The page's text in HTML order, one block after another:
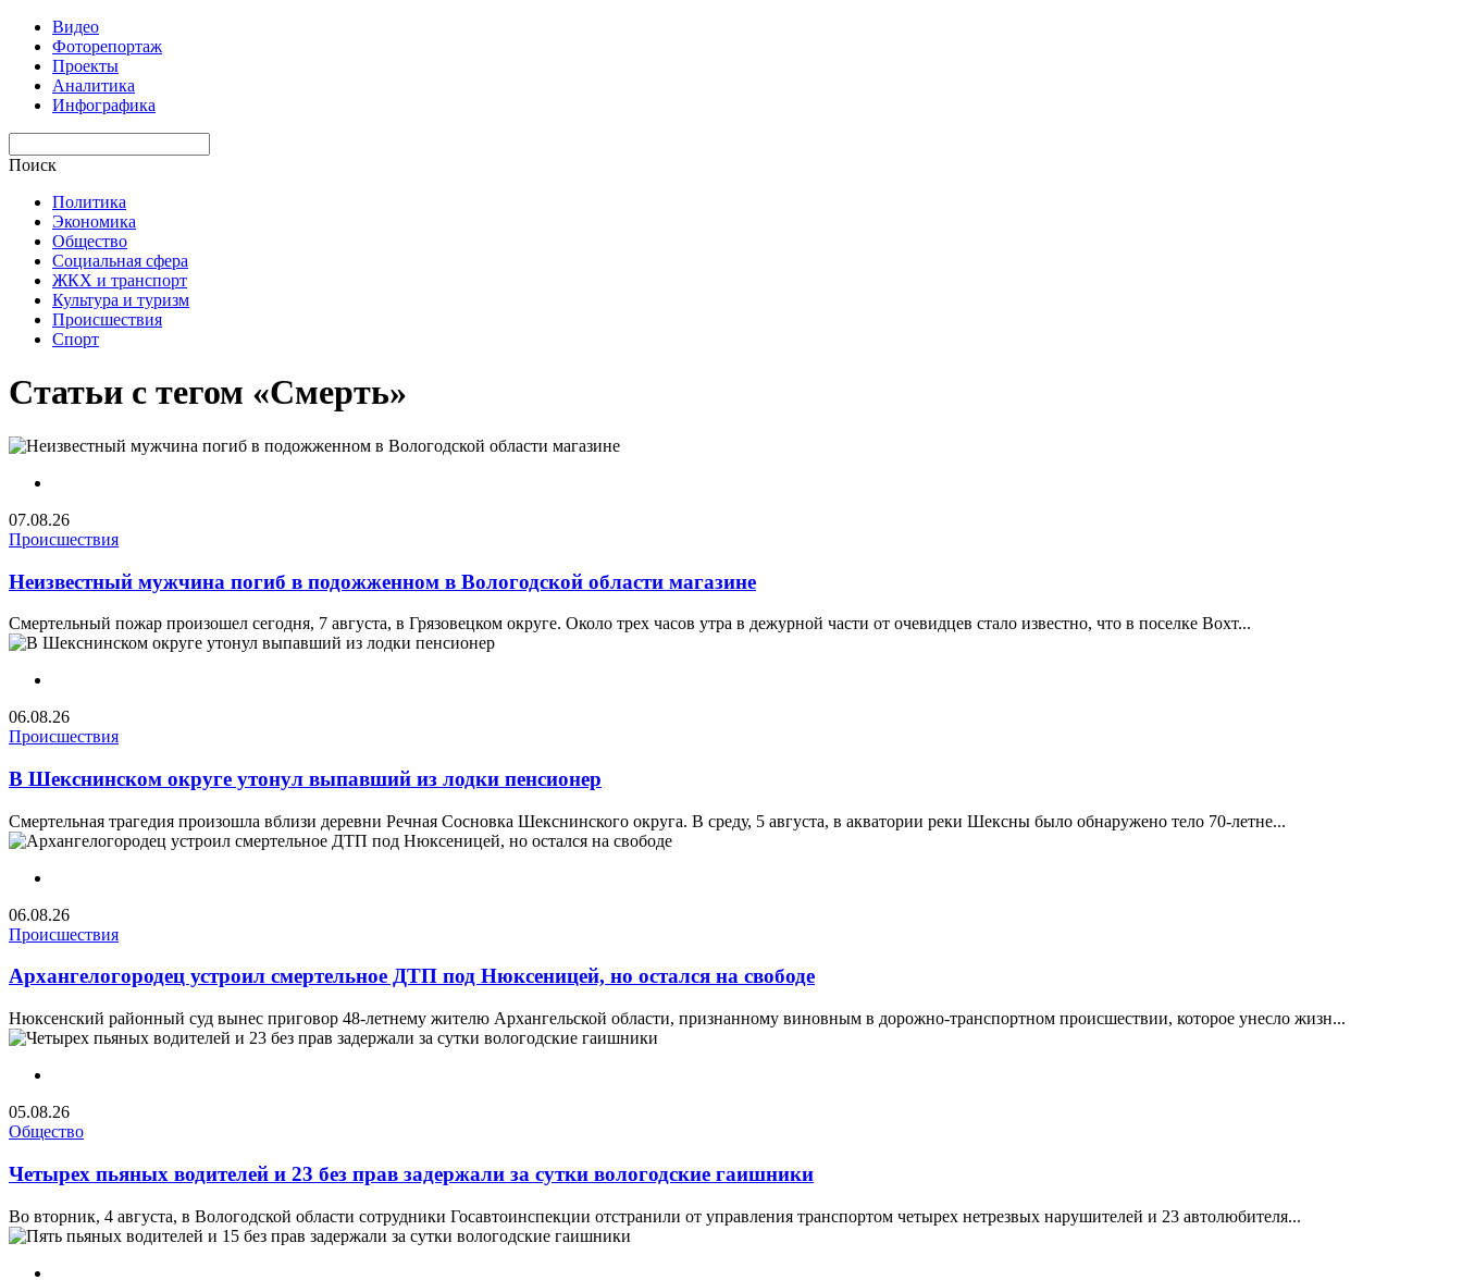
Видео
Фоторепортаж
Проекты
Аналитика
Инфографика
Поиск
Политика
Экономика
Общество
Социальная сфера
ЖКХ и транспорт
Культура и туризм
Происшествия
Спорт
Статьи с тегом «Смерть»
07.08.26
Происшествия
Неизвестный мужчина погиб в подожженном в Вологодской области магазине
Смертельный пожар произошел сегодня, 7 августа, в Грязовецком округе. Около трех часов утра в дежурной части от очевидцев стало известно, что в поселке Вохт...
06.08.26
Происшествия
В Шекснинском округе утонул выпавший из лодки пенсионер
Смертельная трагедия произошла вблизи деревни Речная Сосновка Шекснинского округа. В среду, 5 августа, в акватории реки Шексны было обнаружено тело 70-летне...
06.08.26
Происшествия
Архангелогородец устроил смертельное ДТП под Нюксеницей, но остался на свободе
Нюксенский районный суд вынес приговор 48-летнему жителю Архангельской области, признанному виновным в дорожно-транспортном происшествии, которое унесло жизн...
05.08.26
Общество
Четырех пьяных водителей и 23 без прав задержали за сутки вологодские гаишники
Во вторник, 4 августа, в Вологодской области сотрудники Госавтоинспекции отстранили от управления транспортом четырех нетрезвых нарушителей и 23 автолюбителя...